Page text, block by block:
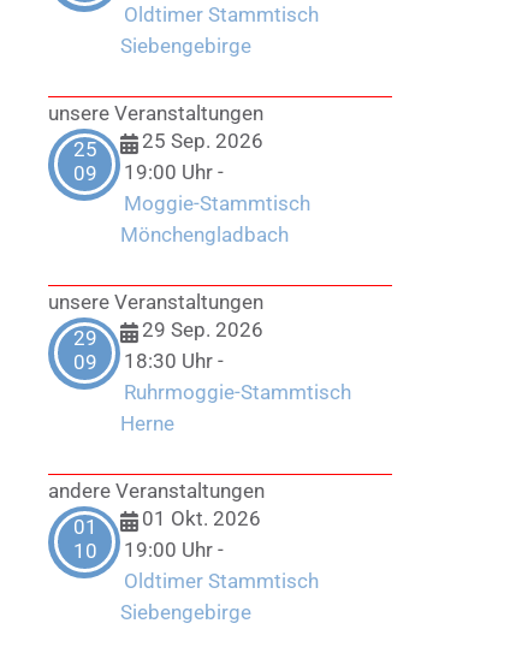
Oldtimer Stammtisch
Siebengebirge
unsere Veranstaltungen
25
09
25 Sep. 2026
19:00 Uhr -
Moggie-Stammtisch
Mönchengladbach
unsere Veranstaltungen
29
09
29 Sep. 2026
18:30 Uhr -
Ruhrmoggie-Stammtisch
Herne
andere Veranstaltungen
01
10
01 Okt. 2026
19:00 Uhr -
Oldtimer Stammtisch
Siebengebirge